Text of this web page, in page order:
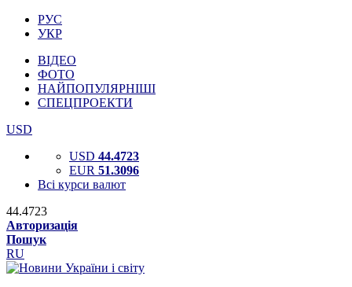
РУС
УКР
ВІДЕО
ФОТО
НАЙПОПУЛЯРНІШІ
СПЕЦПРОЕКТИ
USD
USD 44.4723
EUR 51.3096
Всі курси валют
44.4723
Авторизація
Пошук
RU